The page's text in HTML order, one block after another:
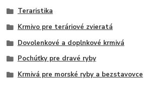
Teraristika
Krmivo pre teráriové zvieratá
Dovolenkové a doplnkové krmivá
Pochúťky pre dravé ryby
Krmivá pre morské ryby a bezstavovce